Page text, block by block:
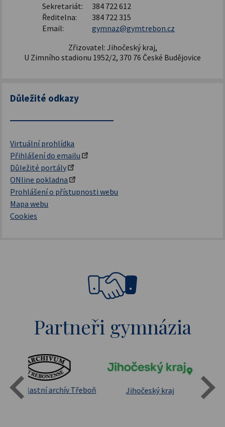
Sekretariát:
384 722 612
Ředitelna:
384 722 315
Email:
gymnaz@gymtrebon.cz
Zřizovatel: Jihočeský kraj,
U Zimního stadionu 1952/2, 370 76 České Budějovice
Důležité odkazy
Virtuální prohlídka
Přihlášení do emailu
Důležité portály
ONline pokladna
Prohlášení o přístupnosti webu
Mapa webu
Cookies
Partneři gymnázia
Státní oblastní archív Třeboň Jihočeský kraj